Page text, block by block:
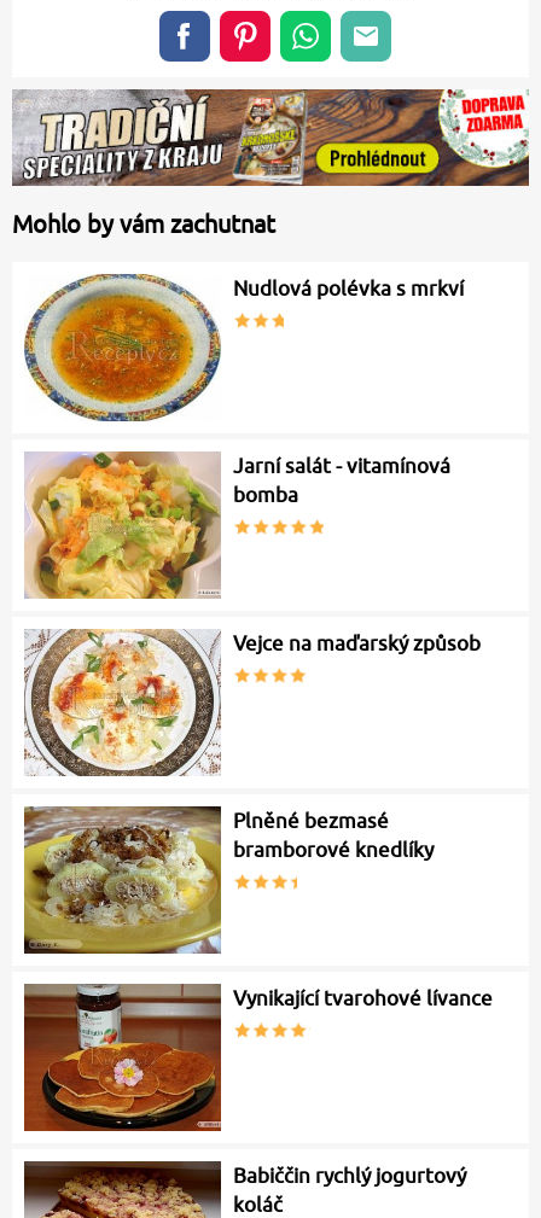
Mohlo by vám zachutnat
Nudlová polévka s mrkví
Jarní salát - vitamínová
bomba
Vejce na maďarský způsob
Plněné bezmasé
bramborové knedlíky
Vynikající tvarohové lívance
Babiččin rychlý jogurtový
koláč